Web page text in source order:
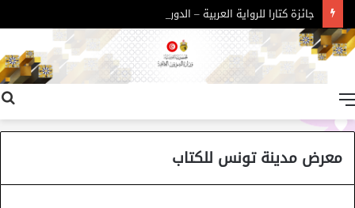
جائزة كتارا للرواية العربية – الدورة 11
معرض مدينة تونس للكتاب